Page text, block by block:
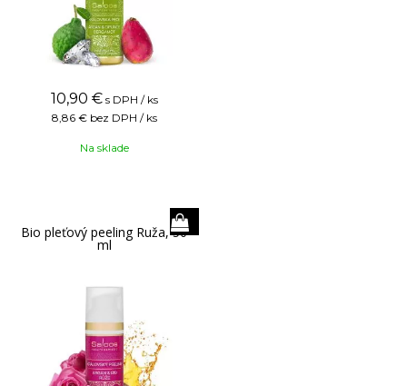
10,90 € s DPH / ks
8,86 € bez DPH / ks
Na sklade
Bio pleťový peeling Ruža, 50
ml